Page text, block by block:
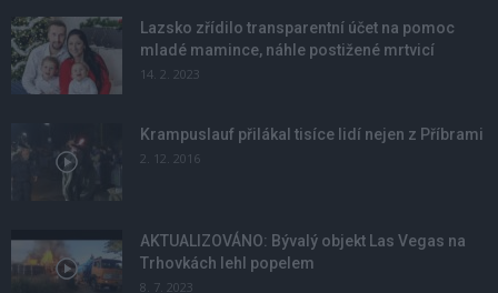
Lazsko zřídilo transparentní účet na pomoc
mladé mamince, náhle postižené mrtvicí
14. 2. 2023
Krampuslauf přilákal tisíce lidí nejen z Příbrami
2. 12. 2016
AKTUALIZOVÁNO: Bývalý objekt Las Vegas na
Trhovkách lehl popelem
8. 7. 2023